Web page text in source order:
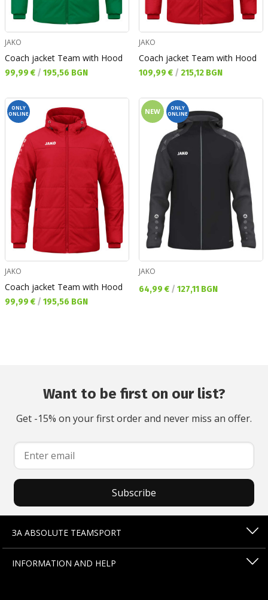
JAKO
Coach jacket Team with Hood
Текуща цена:
99,99 € / 195,56 BGN
JAKO
Coach jacket Team with Hood
Текуща цена:
109,99 € / 215,12 BGN
ONLY
ONLINE
JAKO
Coach jacket Team with Hood
Текуща цена:
99,99 € / 195,56 BGN
NEW
ONLY
ONLINE
JAKO
Текуща цена:
64,99 € / 127,11 BGN
Want to be first on our list?
Get -15% on your first order and never miss an offer.
Subscribe
ЗА ABSOLUTE TEAMSPORT
INFORMATION AND HELP